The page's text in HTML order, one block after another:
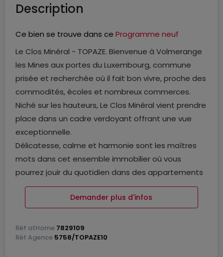
Description
Ce bien se trouve dans ce Programme neuf
Le Clos Minéral - TOPAZE. Bienvenue à Volmerange
les Mines aux portes du Luxembourg, commune
prisée et recherchée où il fait bon vivre, proche des
commodités, écoles et nombreux commerces.
Niché sur les hauteurs, Le Clos Minéral vient prendre
place dans un cadre verdoyant offrant une vue
exceptionnelle.
Délicatesse, calme et harmonie sont les maîtres
mots dans cet ensemble immobilier où vous
pourrez jouir du quotidien dans des appartements
baignés de lumière naturelle, des maisons de ville
ou des maisons individuelles.
et des matériaux de haute facture. Sa beauté est
éclatante et se révèle à chaque instant, chaque
Demander plus d'infos
Réf atHome 7829109
Réf Agence 5758/TOPAZE10